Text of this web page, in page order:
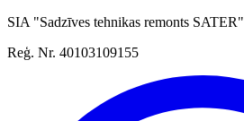
SIA "Sadzīves tehnikas remonts SATER"
Reģ. Nr. 40103109155